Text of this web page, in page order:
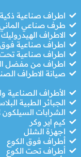
اطراف صناعية ذكية
طرف صناعي
الاطراف الهيدروليك
اطراف صناعية فوق
اطراف صناعية تحت
اطراف من مفضل
صيانة الاطراف
الأطراف الصناعية
الجبائر الطبية
الشرابات السيلكون
كيم اير وكر
اجهزة الشلل
أطراف فوق الكوع
أطراف تحت الكوع